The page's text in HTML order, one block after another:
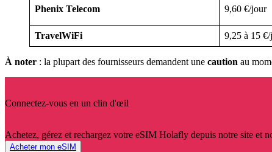
Phenix Telecom 9,60 €/jour
TravelWiFi 9,25 à 15
À noter : la plupart des fournisseurs demandent une caution au
Connectez-vous en un clin d'œil
Achetez, gérez et rechargez votre eSIM Holafly depuis notre site et
Acheter mon eSIM